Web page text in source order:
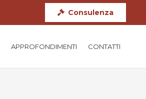
Consulenza
APPROFONDIMENTI CONTATTI